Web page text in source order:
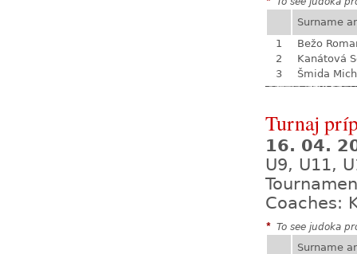
Surname
1
Bežo
2
Kanátová
3
Šmida
Turnaj
16. 04.
U9, U11,
Coaches:
* To see judoka
Surname